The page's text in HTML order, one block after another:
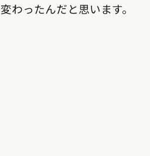
わったんだと思います。